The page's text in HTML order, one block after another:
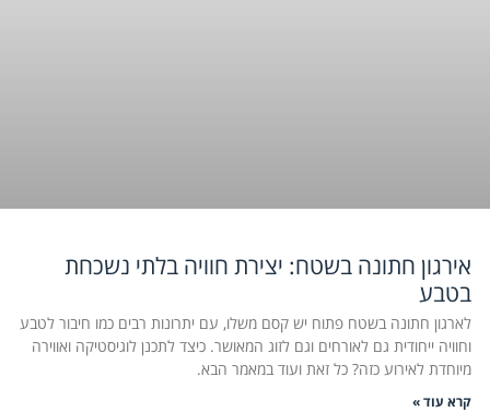
אירגון חתונה בשטח: יצירת חוויה בלתי נשכחת
בטבע
לארגון חתונה בשטח פתוח יש קסם משלו, עם יתרונות רבים כמו חיבור לטבע
וחוויה ייחודית גם לאורחים וגם לזוג המאושר. כיצד לתכנן לוגיסטיקה ואווירה
מיוחדת לאירוע כזה? כל זאת ועוד במאמר הבא.
קרא עוד »